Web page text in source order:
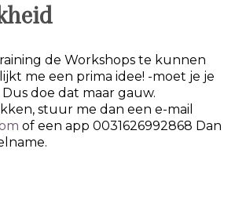
de Workshops te kunnen
me een prima idee! -moet je je
doe dat maar gauw.
stuur me dan een e-mail
of een app 0031626992868 Dan